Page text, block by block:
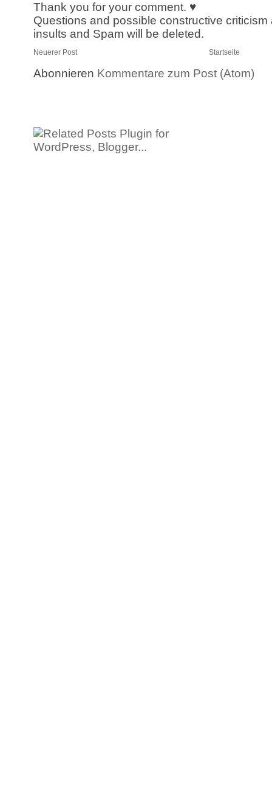
Thank you for your comment. ♥
Questions and possible constructive criticism
insults and Spam will be deleted.
Neuerer Post Startseite
Abonnieren Kommentare zum Post (Atom)